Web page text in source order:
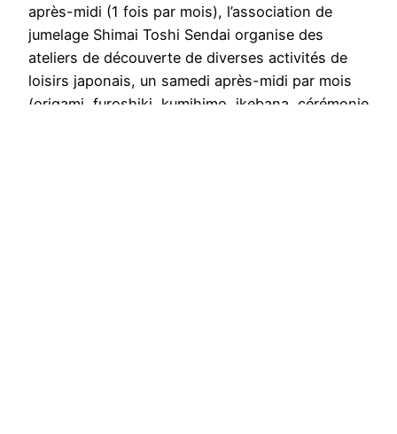
après-midi (1 fois par mois), l’association de
jumelage Shimai Toshi Sendai organise des
ateliers de découverte de diverses activités de
loisirs japonais, un samedi après-midi par mois
(origami, furoshiki, kumihimo, ikebana, cérémonie